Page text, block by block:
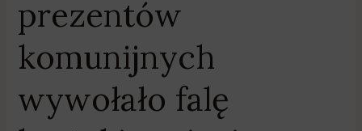
prezentów
komunijnych
wywołało falę